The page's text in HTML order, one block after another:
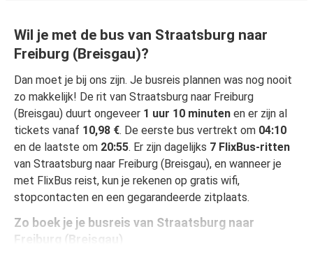
Wil je met de bus van Straatsburg naar
Freiburg (Breisgau)?
Dan moet je bij ons zijn. Je busreis plannen was nog nooit
zo makkelijk! De rit van Straatsburg naar Freiburg
(Breisgau) duurt ongeveer 1 uur 10 minuten en er zijn al
tickets vanaf 10,98 €. De eerste bus vertrekt om 04:10
en de laatste om 20:55. Er zijn dagelijks 7 FlixBus-ritten
van Straatsburg naar Freiburg (Breisgau), en wanneer je
met FlixBus reist, kun je rekenen op gratis wifi,
stopcontacten en een gegarandeerde zitplaats.
Zo boek je je busreis van Straatsburg naar
Freiburg (Breisgau)